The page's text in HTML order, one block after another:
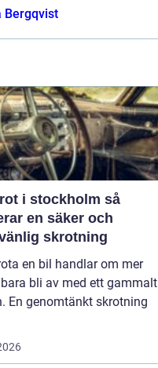
Bergqvist
i stockholm så
en säker och
skrotning
en bil handlar om mer
bli av med ett gammalt
En genomtänkt skrotning